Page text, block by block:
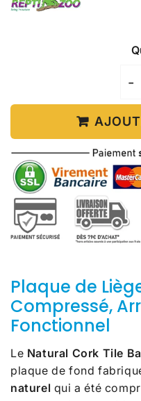
-
Plaque de
Compressé,
Fonctionnel
Le Natural Cork Tile
plaque de fond
naturel qui a été